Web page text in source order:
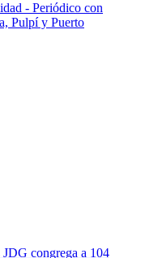
- Periódico con
Pulpí y Puerto
congrega a 104